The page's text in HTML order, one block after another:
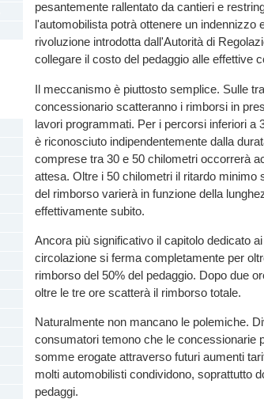
pesantemente rallentato da cantieri e
l'automobilista potrà ottenere un indennizzo
rivoluzione introdotta dall'Autorità di
collegare il costo del pedaggio alle effettive
Il meccanismo è piuttosto semplice. Sulle
concessionario scatteranno i rimborsi in
lavori programmati. Per i percorsi inferiori a
è riconosciuto indipendentemente dalla
comprese tra 30 e 50 chilometri occorrerà
attesa. Oltre i 50 chilometri il ritardo minimo
del rimborso varierà in funzione della
effettivamente subito.
Ancora più significativo il capitolo dedicato
circolazione si ferma completamente per
rimborso del 50% del pedaggio. Dopo due
oltre le tre ore scatterà il rimborso totale.
Naturalmente non mancano le polemiche.
consumatori temono che le concessionarie
somme erogate attraverso futuri aumenti
molti automobilisti condividono, soprattutto
pedaggi.